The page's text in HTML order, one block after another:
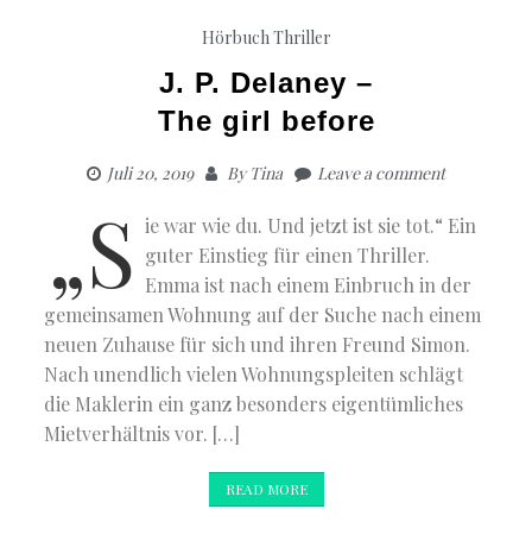
Hörbuch Thriller
J. P. Delaney –
The girl before
Juli 20, 2019 ByTina Leave a comment
„S ie war wie du. Und jetzt ist sie tot.“ Ein
guter Einstieg für einen Thriller.
Emma ist nach einem Einbruch in der
gemeinsamen Wohnung auf der Suche nach einem
neuen Zuhause für sich und ihren Freund Simon.
Nach unendlich vielen Wohnungspleiten schlägt
die Maklerin ein ganz besonders eigentümliches
Mietverhältnis vor. […]
READ MORE